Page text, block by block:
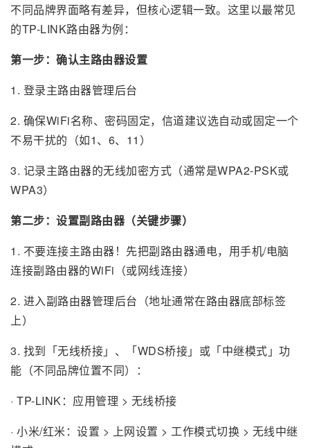
不同品牌界面略有差异，但核心逻辑一致。这里以最常见
的TP-LINK路由器为例：
第一步：确认主路由器设置
1. 登录主路由器管理后台
2. 确保WiFi名称、密码固定，信道建议选自动或固定一个
不易干扰的（如1、6、11）
3. 记录主路由器的无线加密方式（通常是WPA2-PSK或
WPA3）
第二步：设置副路由器（关键步骤）
1. 不要连接主路由器！先把副路由器通电，用手机/电脑
连接副路由器的WiFi（或网线连接）
2. 进入副路由器管理后台（地址通常在路由器底部标签
上）
3. 找到「无线桥接」、「WDS桥接」或「中继模式」功
能（不同品牌位置不同）：
· TP-LINK：应用管理 > 无线桥接
· 小米/红米：设置 > 上网设置 > 工作模式切换 > 无线中继